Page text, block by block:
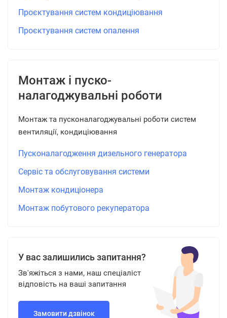
Проєктування систем кондиціювання
Проєктування систем опалення
Монтаж і пуско-
налагоджувальні роботи
Монтаж та пусконалагоджувальні роботи систем
вентиляції, кондиціювання
Пусконалагодження дизельного генератора
Сервіс та обслуговування системи
Монтаж кондиціонера
Монтаж побутового рекуператора
У вас залишились запитання?
Зв'яжіться з нами, наш спеціаліст
відповість на ваші запитання
Замовити дзвінок